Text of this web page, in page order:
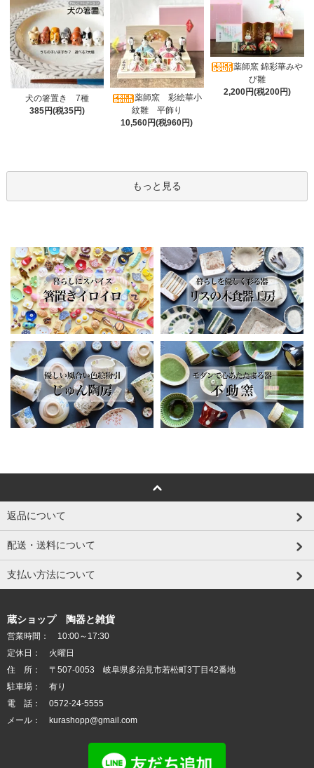
犬の箸置き 7種
385円(税35円)
薬師窯 彩絵華小
紋雛 平飾り
10,560円(税960円)
薬師窯 錦彩華みや
び雛
2,200円(税200円)
もっと見る
返品について
配送・送料について
支払い方法について
蔵ショップ 陶器と雑貨
営業時間： 10:00～17:30
定休日： 火曜日
住 所： 〒507-0053 岐阜県多治見市若松町3丁目42番地
駐車場： 有り
電 話： 0572-24-5555
メール： kurashopp@gmail.com